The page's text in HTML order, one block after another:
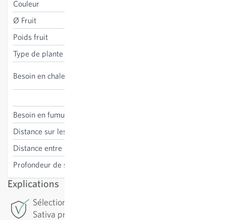
Couleur
Ø Fruit
Poids fruit
Type de plante
Besoin en chaleur
Besoin en fumure
Distance sur les lignes
Distance entre les lignes
Profondeur de semis
Explications
Sélection de conservation: Pour cette variété,
Sativa pratique la sélection de conservation à